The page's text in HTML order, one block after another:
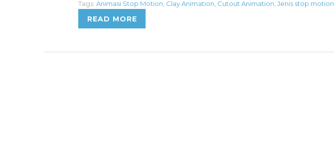
Tags: Animasi Stop Motion, Clay Animation, Cutout Animation,Jenis stop motion
READ MORE